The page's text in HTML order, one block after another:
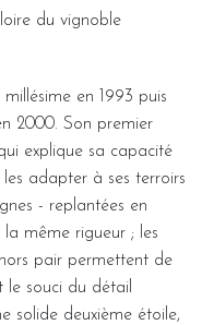
du vignoble
en 1993 puis
2000. Son premier
explique sa capacité
adapter à ses terroirs
- replantées en
même rigueur ; les
pair permettent de
le souci du détail
solide deuxième étoile,